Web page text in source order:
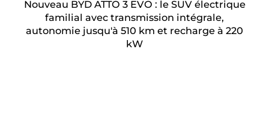
Nouveau BYD ATTO 3 EVO : le SUV électrique
familial avec transmission intégrale,
autonomie jusqu'à 510 km et recharge à 220
kW